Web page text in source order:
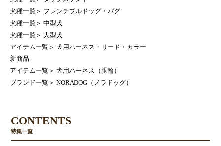
犬種一覧 ＞ フレンチブルドッグ・パグ
犬種一覧 ＞ 中型犬
犬種一覧 ＞ 大型犬
アイテム一覧 ＞ 犬用ハーネス・リード・カラー
新商品
アイテム一覧 ＞ 犬用ハーネス（胴輪）
ブランド一覧 ＞ NORADOG（ノラドッグ）
CONTENTS
特集一覧